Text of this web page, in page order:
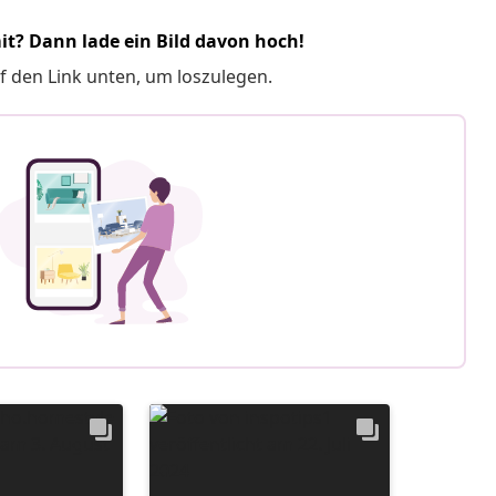
Dann lade ein Bild davon hoch!
den Link unten, um loszulegen.